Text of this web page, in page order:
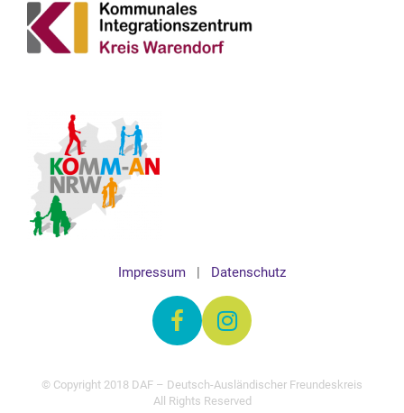
Impressum | Datenschutz
© Copyright 2018 DAF – Deutsch-Ausländischer Freundeskreis
All Rights Reserved